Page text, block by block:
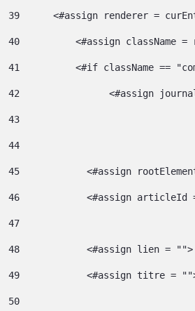
39
<#assign renderer =
40
<#assign className
41
<#if className ==
42
<#assign
43
44
45
<#assign
46
<#assign
47
48
            <#assign lien = "">
49
<#assign titre =
50